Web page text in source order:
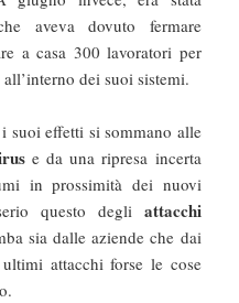
aveva dovuto fermare
a casa 300 lavoratori per
dei suoi sistemi.
suoi effetti si sommano alle
e da una ripresa incerta
in prossimità dei nuovi
questo degli attacchi
sia dalle aziende che dai
attacchi forse le cose